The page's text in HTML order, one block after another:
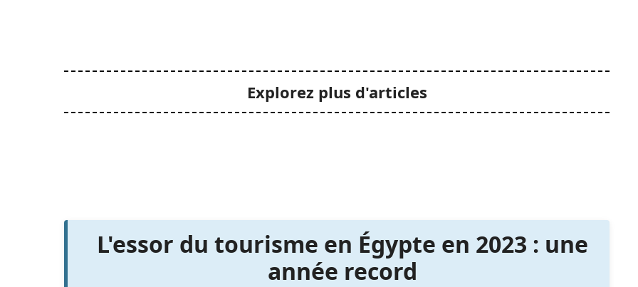
Explorez plus d'articles
L'essor du tourisme en Égypte en 2023 : une
année record